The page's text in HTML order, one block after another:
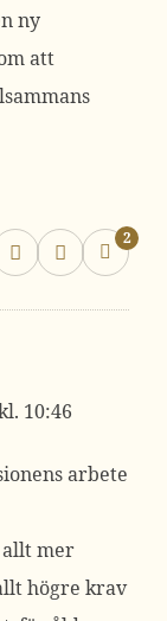
ny
att
2
10:46
arbete
mer
högre krav